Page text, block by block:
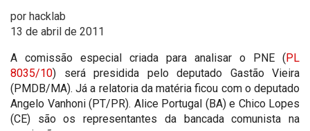
por hacklab
13 de abril de 2011
A comissão especial criada para analisar o PNE (PL
8035/10) será presidida pelo deputado Gastão Vieira
(PMDB/MA). Já a relatoria da matéria ficou com o deputado
Angelo Vanhoni (PT/PR). Alice Portugal (BA) e Chico Lopes
(CE) são os representantes da bancada comunista na